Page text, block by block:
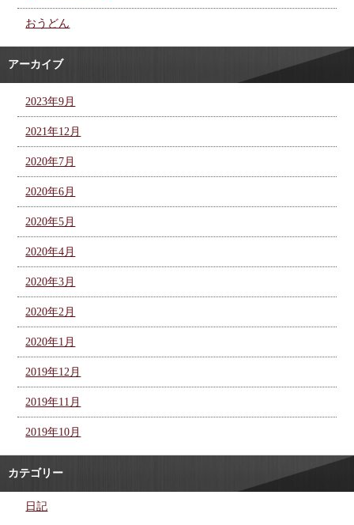
おうどん
アーカイブ
2023年9月
2021年12月
2020年7月
2020年6月
2020年5月
2020年4月
2020年3月
2020年2月
2020年1月
2019年12月
2019年11月
2019年10月
カテゴリー
日記